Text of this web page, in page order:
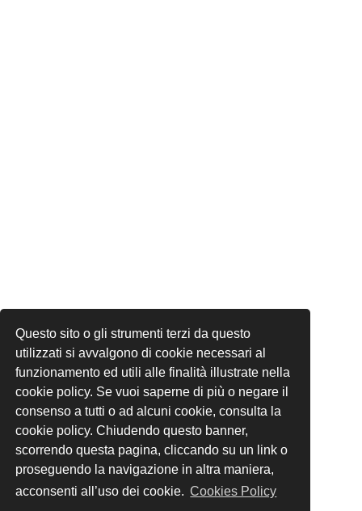
Questo sito o gli strumenti terzi da questo
utilizzati si avvalgono di cookie necessari al
funzionamento ed utili alle finalità illustrate nella
cookie policy. Se vuoi saperne di più o negare il
consenso a tutti o ad alcuni cookie, consulta la
cookie policy. Chiudendo questo banner,
scorrendo questa pagina, cliccando su un link o
proseguendo la navigazione in altra maniera,
acconsenti all’uso dei cookie. Cookies Policy